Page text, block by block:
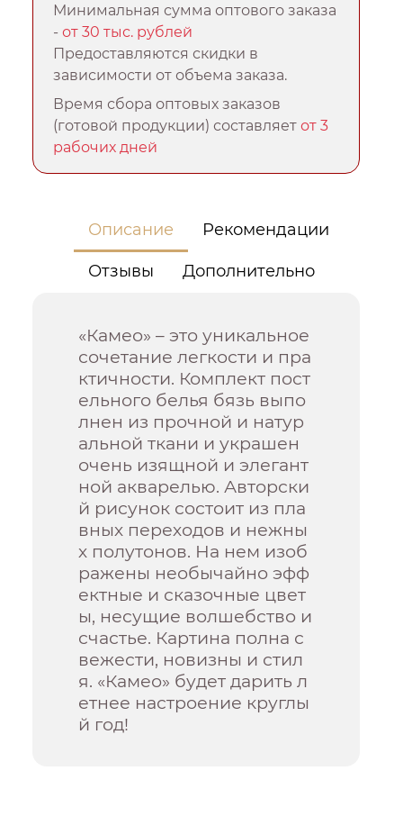
Минимальная сумма оптового заказа
-от 30 тыс. рублей
Предоставляются скидки в
зависимости от объема заказа.
Время сбора оптовых заказов
(готовой продукции) составляетот 3
рабочих дней
Описание Рекомендации
Отзывы Дополнительно
«Камео» – это уникальное
сочетание легкости и пра
ктичности. Комплект пост
ельного белья бязь выпо
лнен из прочной и натур
альной ткани и украшен
очень изящной и элегант
ной акварелью. Авторски
й рисунок состоит из пла
вных переходов и нежны
х полутонов. На нем изоб
ражены необычайно эфф
ектные и сказочные цвет
ы, несущие волшебство и
счастье. Картина полна с
вежести, новизны и стил
я. «Камео» будет дарить л
етнее настроение круглы
й год!